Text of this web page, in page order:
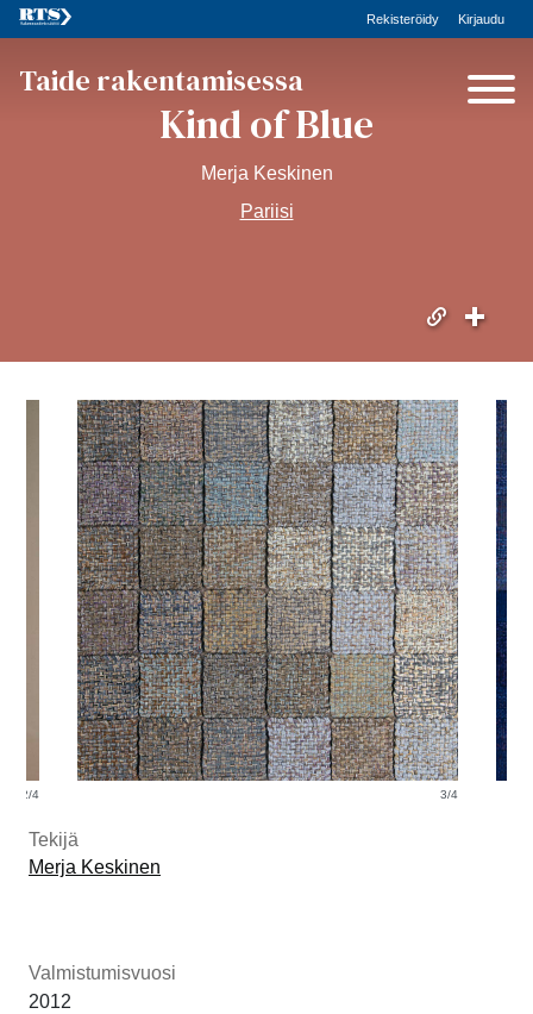
Rekisteröidy Kirjaudu
Taide rakentamisessa
Kind of Blue
Merja Keskinen
Pariisi
2/4 3/4
Tekijä
Merja Keskinen
Valmistumisvuosi
2012